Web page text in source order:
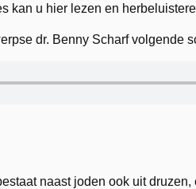
kan u hier lezen en
dr. Benny Scharf volgende
naast joden ook uit